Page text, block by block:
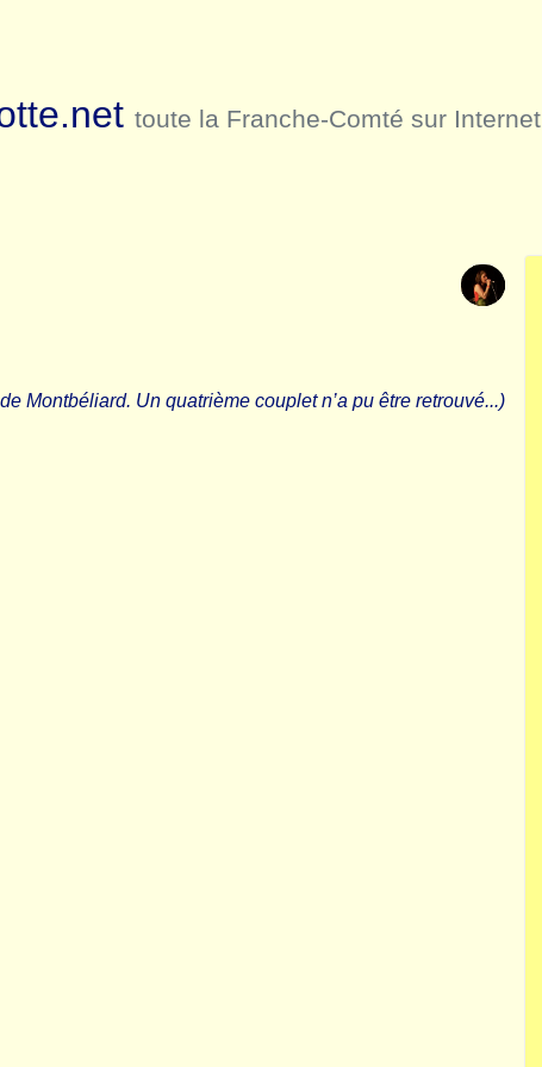
toute la Franche-Comté sur Internet
Montbéliard. Un quatrième couplet n’a pu être retrouvé...)